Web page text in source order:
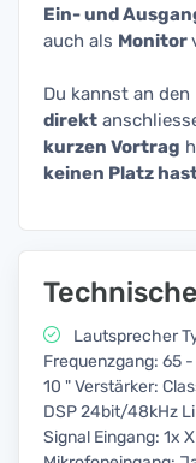
Ein- und
auch als Monitor
Du kannst an den
direkt
kurzen Vortrag
keinen Platz
Lautsprecher
Frequenzgang: 65 -
10 " Verstärker:
DSP 24bit/48kHz
Signal Eingang: 1x